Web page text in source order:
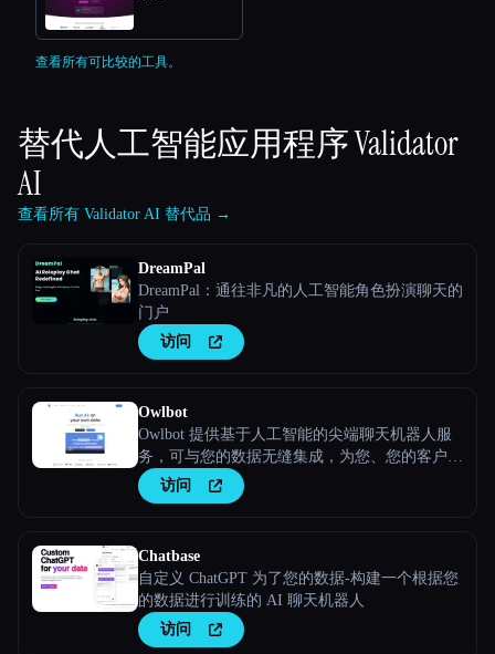
查看所有可比较的工具。
替代人工智能应用程序Validator
AI
查看所有 Validator AI 替代品 →
DreamPal
DreamPal：通往非凡的人工智能角色扮演聊天的
门户
访问
Owlbot
Owlbot 提供基于人工智能的尖端聊天机器人服
务，可与您的数据无缝集成，为您、您的客户或
团队提供即时响应。
访问
Chatbase
自定义 ChatGPT 为了您的数据-构建一个根据您
的数据进行训练的 AI 聊天机器人
访问